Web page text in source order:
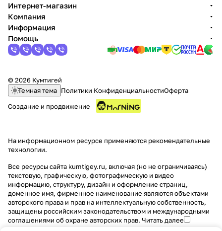
Интернет-магазин
Компания
Информация
Помощь
© 2026 Кумтигей
Темная тема Политики КонфиденциальностиОферта
Создание и продвижение
На информационном ресурсе применяются рекомендательные
технологии.
Все ресурсы сайта kumtigey.ru, включая (но не ограничиваясь)
текстовую, графическую, фотографическую и видео
информацию, структуру, дизайн и оформление страниц,
доменное имя, фирменное наименование являются объектами
авторского права и прав на интеллектуальную собственность,
защищены российским законодательством и международными
соглашениями об охране авторских прав. Читать далее